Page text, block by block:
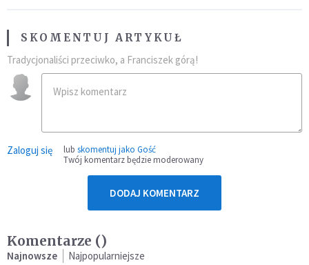
SKOMENTUJ ARTYKUŁ
Tradycjonaliści przeciwko, a Franciszek górą!
Zaloguj się lub skomentuj jako Gość
Twój komentarz będzie moderowany
DODAJ KOMENTARZ
Komentarze ()
Najnowsze Najpopularniejsze